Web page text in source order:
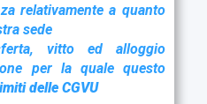
relativamente a quanto
sede
vitto ed alloggio
per la quale questo
delle CGVU